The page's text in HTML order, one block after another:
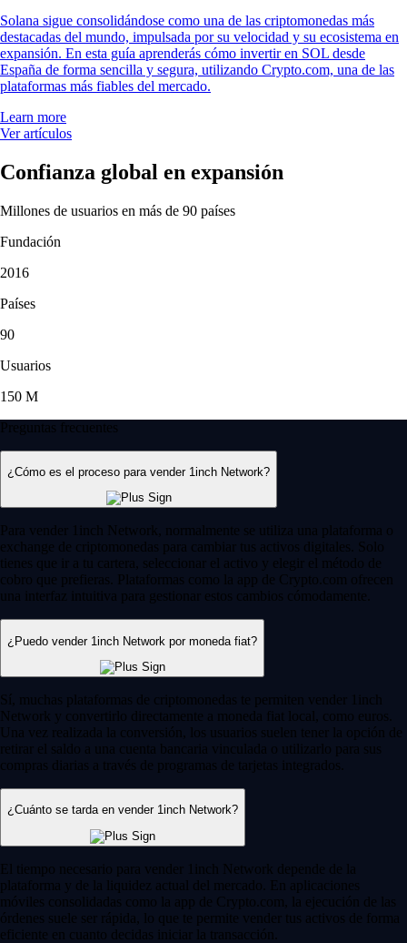
Solana sigue consolidándose como una de las criptomonedas más
destacadas del mundo, impulsada por su velocidad y su ecosistema en
expansión. En esta guía aprenderás cómo invertir en SOL desde
España de forma sencilla y segura, utilizando Crypto.com, una de las
plataformas más fiables del mercado.
Learn more
Ver artículos
Confianza global en expansión
Millones de usuarios en más de 90 países
Fundación
2016
Países
90
Usuarios
150 M
Preguntas frecuentes
¿Cómo es el proceso para vender 1inch Network?
Para vender 1inch Network, normalmente se utiliza una plataforma o
exchange de criptomonedas para cambiar tus activos digitales. Solo
tienes que ir a tu cartera, seleccionar el activo y elegir el método de
cobro que prefieras. Plataformas como la app de Crypto.com ofrecen
una interfaz intuitiva para gestionar estos cambios cómodamente.
¿Puedo vender 1inch Network por moneda fiat?
Sí, muchas plataformas de criptomonedas te permiten vender 1inch
Network y convertirlo directamente a moneda fiat local, como euros.
Una vez realizada la conversión, los usuarios suelen tener la opción de
retirar el saldo a una cuenta bancaria vinculada o utilizarlo para sus
compras diarias a través de programas de tarjetas integrados.
¿Cuánto se tarda en vender 1inch Network?
El tiempo necesario para vender 1inch Network depende de la
plataforma y de la liquidez actual del mercado. En aplicaciones
móviles consolidadas como la app de Crypto.com, la ejecución de las
órdenes suele ser rápida, lo que te permite vender tus activos de forma
eficiente en cuanto decidas iniciar la transacción.